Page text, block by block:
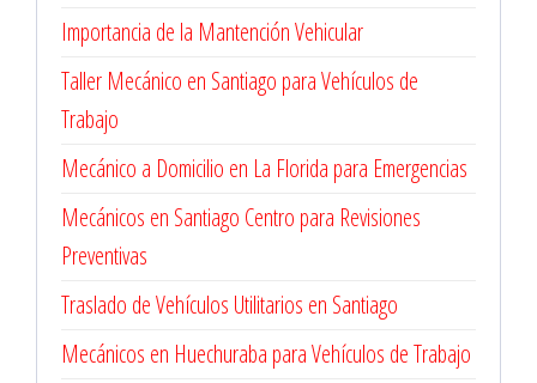
Importancia de la Mantención Vehicular
Taller Mecánico en Santiago para Vehículos de
Trabajo
Mecánico a Domicilio en La Florida para Emergencias
Mecánicos en Santiago Centro para Revisiones
Preventivas
Traslado de Vehículos Utilitarios en Santiago
Mecánicos en Huechuraba para Vehículos de Trabajo